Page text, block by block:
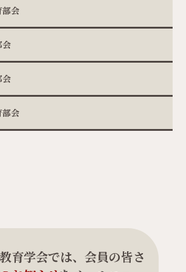
部会
会
会
部会
育学会では、会員の皆さ